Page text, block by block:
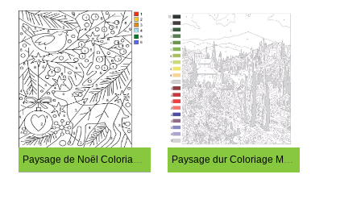
Paysage de Noël Coloriage Magique Paysage dur Coloriage Magique